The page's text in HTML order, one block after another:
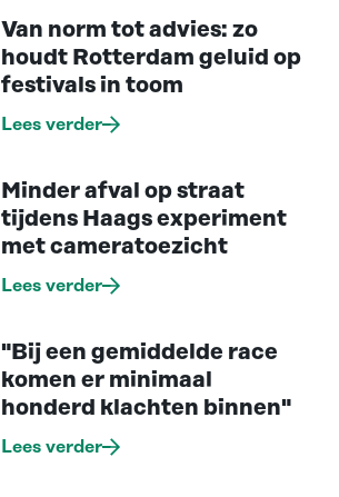
Van norm tot advies: zo
houdt Rotterdam geluid op
festivals in toom
Lees verder
Minder afval op straat
tijdens Haags experiment
met cameratoezicht
Lees verder
"Bij een gemiddelde race
komen er minimaal
honderd klachten binnen"
Lees verder